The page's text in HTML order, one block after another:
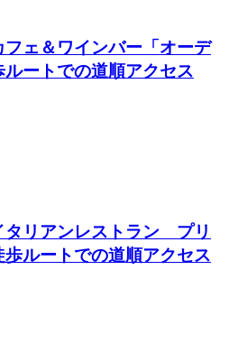
ェ＆ワインバー「オーデ
ートでの道順アクセス
タリアンレストラン プリ
ルートでの道順アクセス